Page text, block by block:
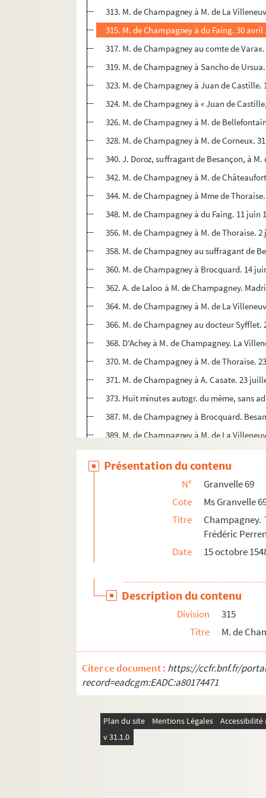
313. M. de Champagney à M. de La
315. M. de Champagney à du Faing. 30 avril
317. M. de Champagney au comte de
319. M. de Champagney à Sancho de
323. M. de Champagney à Juan de Castille.
324. M. de Champagney à « Juan de
326. M. de Champagney à M. de
328. M. de Champagney à M. de Corneux.
340. J. Doroz, suffragant de Besançon, à
342. M. de Champagney à M. de
344. M. de Champagney à Mme de
348. M. de Champagney à du Faing. 11 juin
356. M. de Champagney à M. de Thoraise.
358. M. de Champagney au suffragant de
360. M. de Champagney à Brocquard. 14
362. A. de Laloo à M. de Champagney.
364. M. de Champagney à M. de La
366. M. de Champagney au docteur Syfflet.
368. D'Achey à M. de Champagney. La
370. M. de Champagney à M. de Thoraise.
371. M. de Champagney à A. Casate. 23
373. Huit minutes autogr. du même, sans
387. M. de Champagney à Brocquard.
389. M. de Champagney à M. de La
391. Du Faing à M. de Champagney. Du
393. M. de Champagney à M. de La
394. Clériadus de Coligny à M. de
396. M. de Champagney à M. de Cressia.
397. A. de Laloo à M. de Champagney.
399. M. de Champagney à Mlle de
405. M. de Champagney à Laurence
407. Alfonso Casate à M. de Champagney.
409. A. de Montrichier à M. de
411. M. de Champagney au comte de
413. A. de Laloo à M. de Champagney.
416. M. de Champagney à A. de Laloo. 27
418. Du Faing à M. de Champagney.
420. Thomassin à M. de Champagney. Dole,
422. Du Faing au même. Luxembourg, 24
424. A. de Laloo au même. Madrid, 14 juin
Présentation du contenu
N°
Granvelle 69
Cote
Ms Granvelle
Titre
Champagney.
Frédéric
Date
15 octobre
Description du contenu
Division
315
Titre
M. de
Citer ce document : https://ccfr.bnf.fr/
record=eadcgm:EADC:a80174471
Plan du site Mentions Légales
v 31.1.0